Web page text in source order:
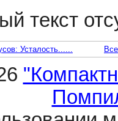
текст
Усталость......